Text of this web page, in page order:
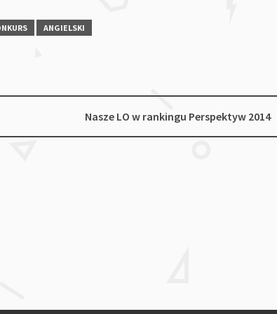
ANGIELSKI
Nasze LO w rankingu Perspektyw 2014